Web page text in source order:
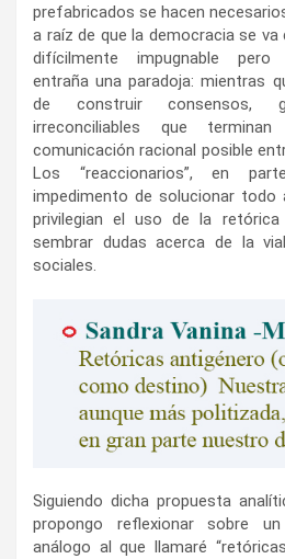
prefabricados se hacen
a raíz de que la democracia se
difícilmente impugnable pero
entraña una paradoja: mientras
de construir consensos,
irreconciliables que
comunicación racional posible
Los “reaccionarios”, en
impedimento de solucionar todo
privilegian el uso de la
sembrar dudas acerca de la
sociales.
Siguiendo dicha propuesta
propongo reflexionar sobre
análogo al que llamaré